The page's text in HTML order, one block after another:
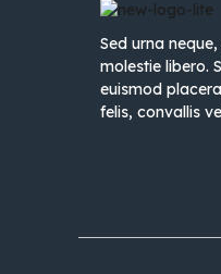
Sed urna
molestie libero.
euismod
felis, convallis